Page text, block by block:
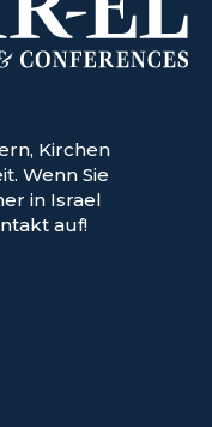
Kirchen
Wenn Sie
in Israel
auf!